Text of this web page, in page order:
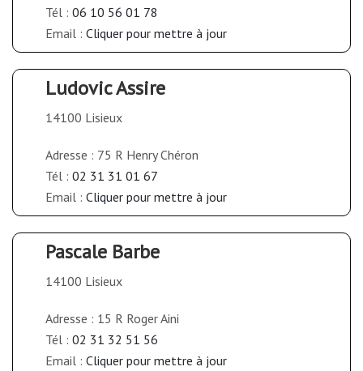
Tél : 06 10 56 01 78
Email : Cliquer pour mettre à jour
Ludovic Assire
14100 Lisieux
Adresse : 75 R Henry Chéron
Tél : 02 31 31 01 67
Email : Cliquer pour mettre à jour
Pascale Barbe
14100 Lisieux
Adresse : 15 R Roger Aini
Tél : 02 31 32 51 56
Email : Cliquer pour mettre à jour